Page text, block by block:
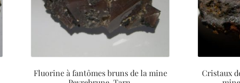
Fluorine à fantômes bruns de la mine
Cristaux